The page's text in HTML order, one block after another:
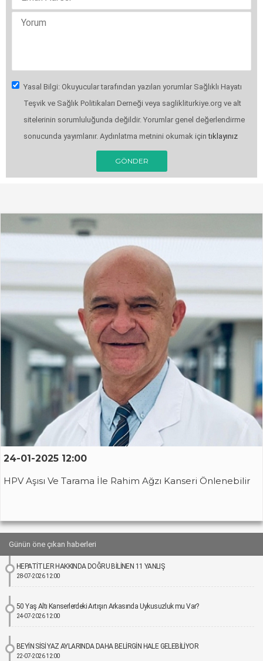
Yasal Bilgi: Okuyucular tarafından yazılan yorumlar Sağlıklı Hayatı
Teşvik ve Sağlık Politikaları Derneği veya saglikliturkiye.org ve alt
sitelerinin sorumluluğunda değildir. Yorumlar genel değerlendirme
sonucunda yayımlanır. Aydınlatma metnini okumak içintıklayınız
GÖNDER
24-01-2025 12:00
HPV Aşısı Ve Tarama İle Rahim Ağzı Kanseri Önlenebilir
Günün öne çıkan haberleri
HEPATİTLER HAKKINDA DOĞRU BİLİNEN 11 YANLIŞ
28-07-2026 12:00
50 Yaş Altı Kanserlerdeki Artışın Arkasında Uykusuzluk mu Var?
24-07-2026 12:00
BEYİN SİSİ YAZ AYLARINDA DAHA BELİRGİN HALE GELEBİLİYOR
22-07-2026 12:00